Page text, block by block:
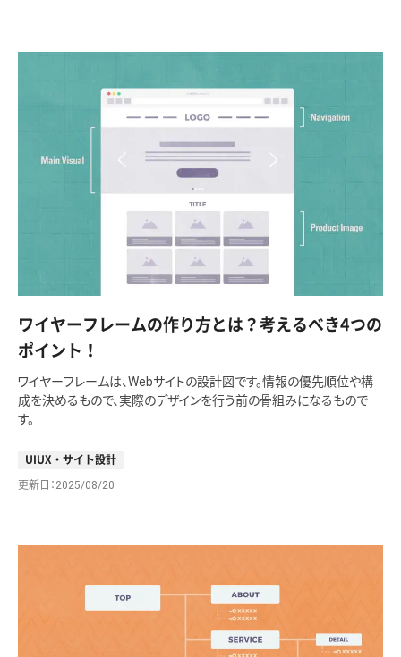
ワイヤーフレームの作り方とは？考えるべき4つの
ポイント！
ワイヤーフレームは、Webサイトの設計図です。情報の優先順位や構
成を決めるもので、実際のデザインを行う前の骨組みになるもので
す。
UIUX・サイト設計
更新日 2025/08/20